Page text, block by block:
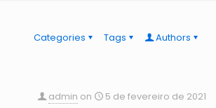
Categories Tags Authors
admin on
5 de fevereiro de 2021